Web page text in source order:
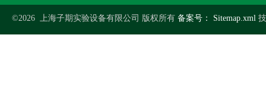
©2026 上海子期实验设备有限公司 版权所有 备案号： Sitemap.xml